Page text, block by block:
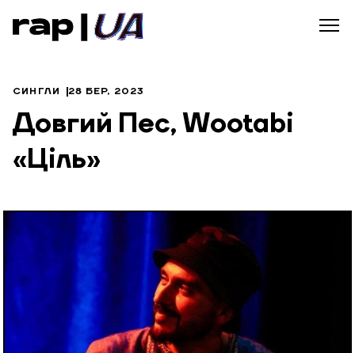
СИНГЛИ 28 БЕР, 2023
Довгий Пес, Wootabi
«Ціль»